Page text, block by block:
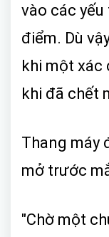
vào các
điểm. Dù
khi một xác
khi đã chết
Thang máy
mở trước
"Chờ một